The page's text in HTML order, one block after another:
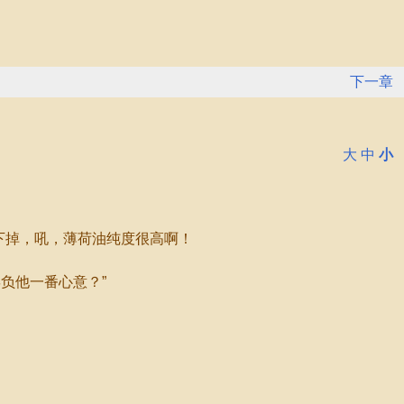
下一章
大 中 小
，吼，薄荷油纯度很高啊！
他一番心意？”